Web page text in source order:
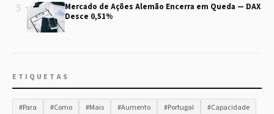
5
Mercado de Ações Alemão Encerra em Queda — DAX
Desce 0,51%
ETIQUETAS
#Para #Como #Mais #Aumento #Portugal
#Capacidade